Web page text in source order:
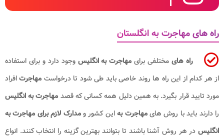
راه های مهاجرت به انگلستان
راه هایمختلفی برای مهاجرت به انگلیس وجود دارد و برای استفاده
از هر کدام از این راه ها روند خاصی باید طی شود تا درخواست مهاجرتافراد
مورد تایید قرار بگیرد. به همین دلیل همه کسانی که قصد مهاجرت به انگلیس
را دارند باید با روش هایمهاجرت بهاین کشور ومدارک لازم برای مهاجرت به
انگلیس در هر روش آشنا باشند تا بتوانند بهترین گزینه را انتخاب کنند. انواع